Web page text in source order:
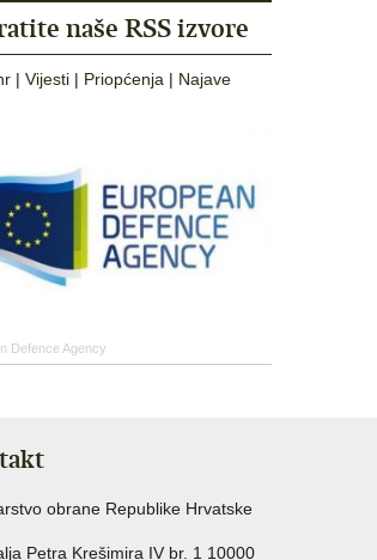
naše RSS izvore
| Vijesti | Priopćenja | Najave
Defence Agency
obrane Republike Hrvatske
Petra Krešimira IV br. 1 10000